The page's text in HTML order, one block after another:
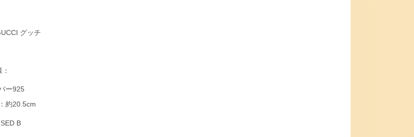
グッチ
ー925
約20.5cm
B